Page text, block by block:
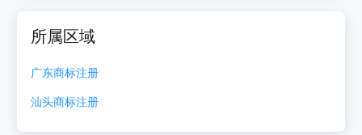
所属区域
广东商标注册
汕头商标注册